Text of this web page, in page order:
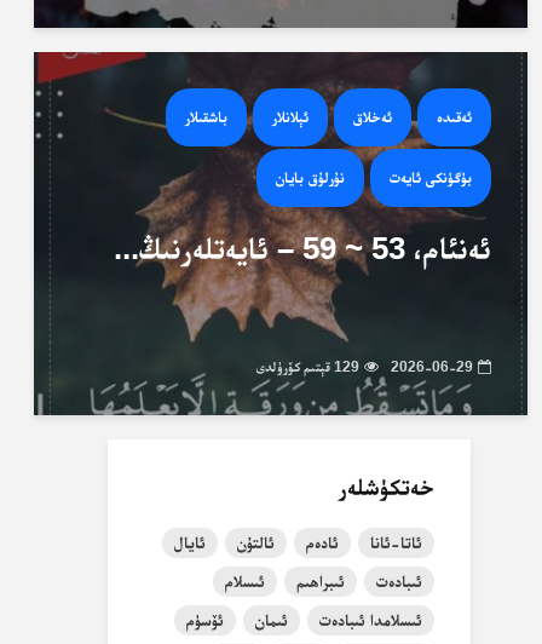
ئەقىدە ئەخلاق ئېلانلار باشقىلار
بۈگۈنكى ئايەت نۇرلۇق بايان
ئەنئام، 53 ~ 59 – ئايەتلەرنىڭ...
2026-06-29 129 قېتىم كۆرۈلدى
خەتكۈشلەر
ئاتا-ئانا ئادەم ئالتۇن
ئايال
ئىبادەت
ئىبراھىم
ئىسلام
ئىسلامدا ئىبادەت
ئىمان
ئۆسۈم